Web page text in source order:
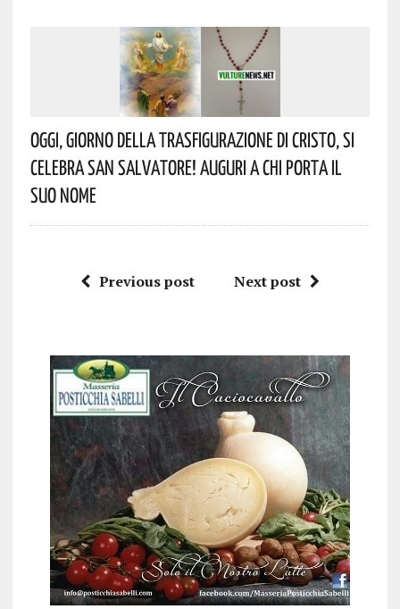
Oggi, Giorno Della Trasfigurazione Di Cristo, Si
Celebra San Salvatore! Auguri A Chi Porta Il
Suo Nome
Previous post Next post